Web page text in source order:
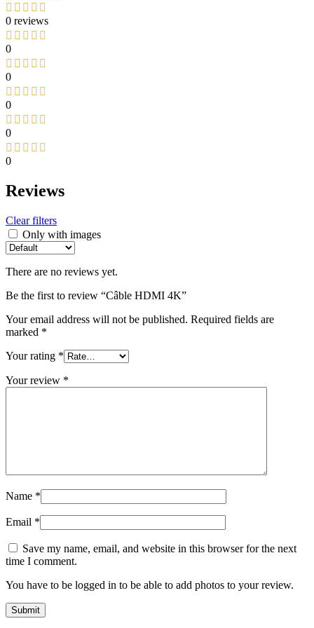
0 reviews
0
0
0
0
0
Reviews
Clear filters
Only with images
There are no reviews yet.
Be the first to review “Câble HDMI 4K”
Your email address will not be published. Required fields are
marked *
Your rating *
Your review *
Name *
Email *
Save my name, email, and website in this browser for the next
time I comment.
You have to be logged in to be able to add photos to your review.